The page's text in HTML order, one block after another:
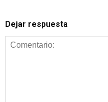
Dejar respuesta